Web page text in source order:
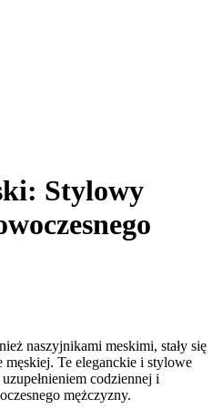
Stylowy
naszyjnikami meskimi, stały się
Te eleganckie i stylowe
codziennej i
mężczyzny.